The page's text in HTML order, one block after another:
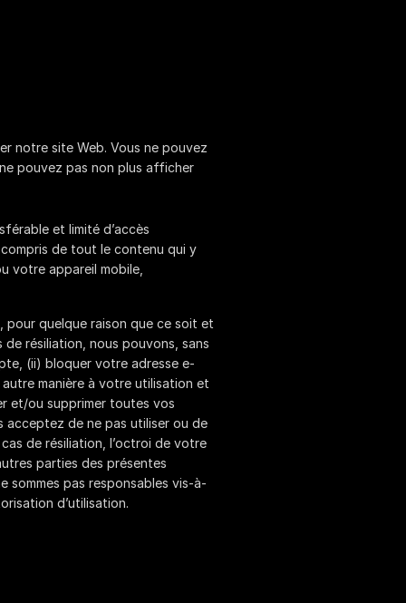
notre site Web. Vous ne pouvez
pouvez pas non plus afficher
et limité d’accès
de tout le contenu qui y
votre appareil mobile,
quelque raison que ce soit et
résiliation, nous pouvons, sans
(ii) bloquer votre adresse e-
manière à votre utilisation et
et/ou supprimer toutes vos
acceptez de ne pas utiliser ou de
de résiliation, l’octroi de votre
parties des présentes
sommes pas responsables vis-à-
d’utilisation.